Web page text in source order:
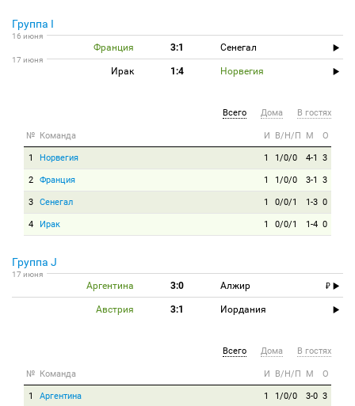
Группа I
16 июня
Франция 3:1 Сенегал
17 июня
Ирак 1:4 Норвегия
Всего Дома В гостях
№ Команда И В/Н/П М О
1 Норвегия 1 1/0/0 4-1 3
2 Франция 1 1/0/0 3-1 3
3 Сенегал 1 0/0/1 1-3 0
4 Ирак 1 0/0/1 1-4 0
Группа J
17 июня
Аргентина 3:0 Алжир
Австрия 3:1 Иордания
Всего Дома В гостях
№ Команда И В/Н/П М О
1 Аргентина 1 1/0/0 3-0 3